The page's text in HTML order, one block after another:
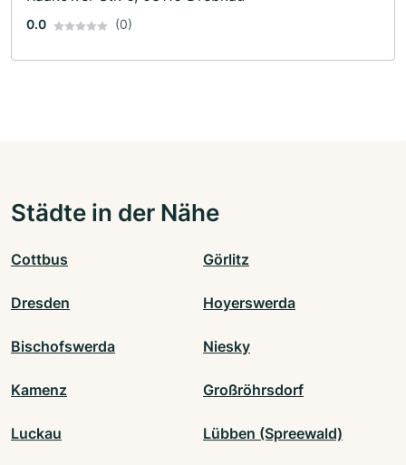
0.0 (0)
Städte in der Nähe
Cottbus Görlitz
Dresden Hoyerswerda
Bischofswerda Niesky
Kamenz Großröhrsdorf
Luckau Lübben (Spreewald)